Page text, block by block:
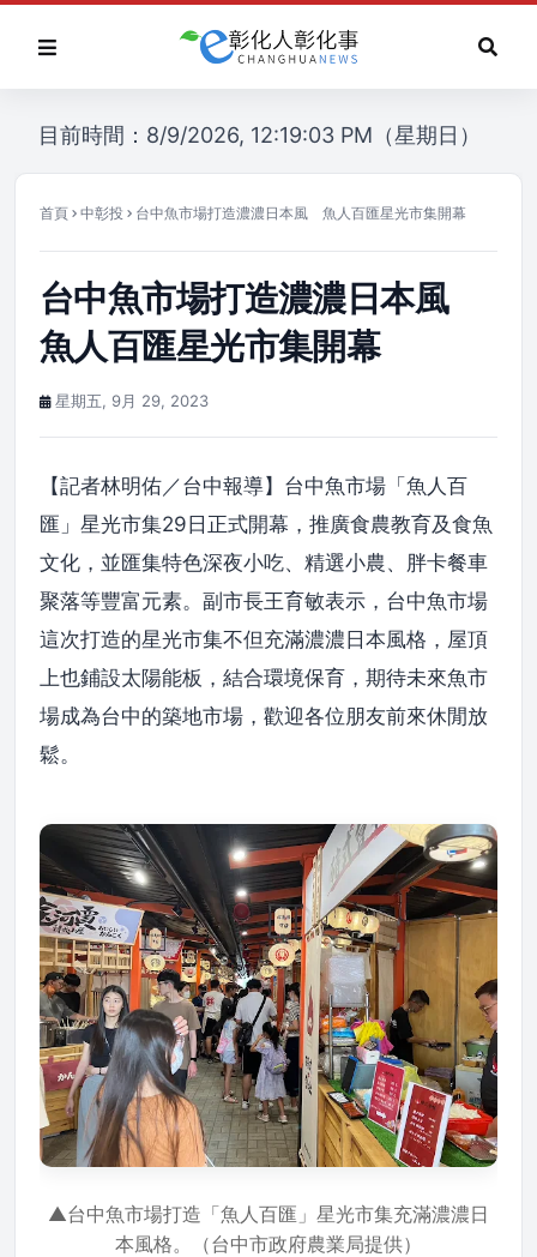
目前時間：8/9/2026, 12:19:03 PM（星期日）
首頁 中彰投 台中魚市場打造濃濃日本風 魚人百匯星光市集開幕
台中魚市場打造濃濃日本風
魚人百匯星光市集開幕
星期五, 9月 29, 2023
【記者林明佑／台中報導】台中魚市場「魚人百
匯」星光市集29日正式開幕，推廣食農教育及食魚
文化，並匯集特色深夜小吃、精選小農、胖卡餐車
聚落等豐富元素。副市長王育敏表示，台中魚市場
這次打造的星光市集不但充滿濃濃日本風格，屋頂
上也鋪設太陽能板，結合環境保育，期待未來魚市
場成為台中的築地市場，歡迎各位朋友前來休閒放
鬆。
▲台中魚市場打造「魚人百匯」星光市集充滿濃濃日
本風格。（台中市政府農業局提供）